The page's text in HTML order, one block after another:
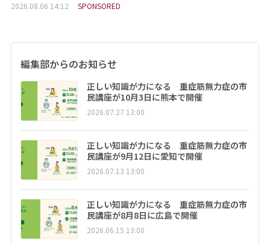
2026.08.06 14:12 SPONSORED
編集部からのお知らせ
正しい知識が力になる 重症筋無力症の市
民講座が10月3日に熊本で開催
2026.07.27 13:00
正しい知識が力になる 重症筋無力症の市
民講座が9月12日に愛知で開催
2026.07.13 13:00
正しい知識が力になる 重症筋無力症の市
民講座が8月8日に広島で開催
2026.06.15 13:00